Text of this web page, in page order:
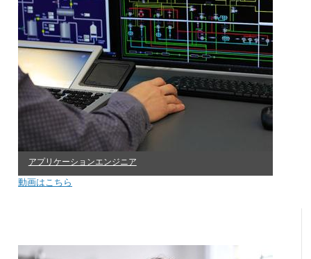
アプリケーションエンジニア
動画はこちら